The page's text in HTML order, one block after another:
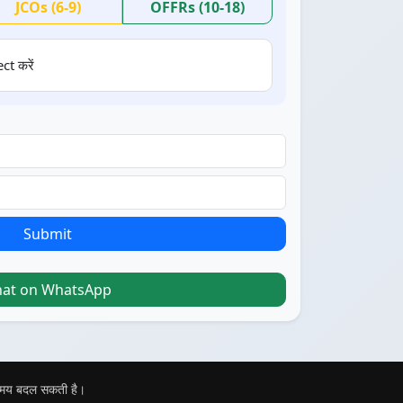
JCOs (6-9) OFFRs (10-18)
करें
Submit
on WhatsApp
बदल सकती है।